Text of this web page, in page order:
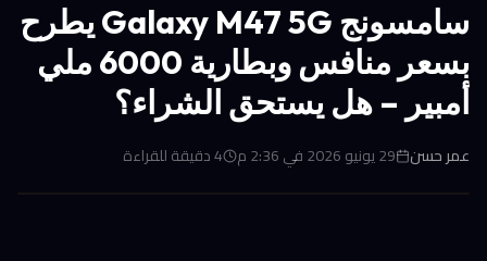
سامسونج Galaxy M47 5G يطرح
بسعر منافس وبطارية 6000 ملي
أمبير – هل يستحق الشراء؟
عمر حسن 29 يونيو 2026 في 2:36 م 4دقيقة للقراءة